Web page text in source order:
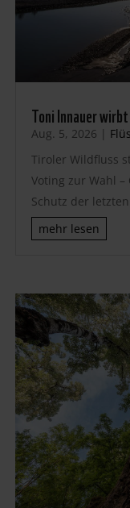
Toni Innauer
Aug. 5, 2026 |
Tiroler Wildfluss
Voting zur Wahl
Schutz der
mehr lesen